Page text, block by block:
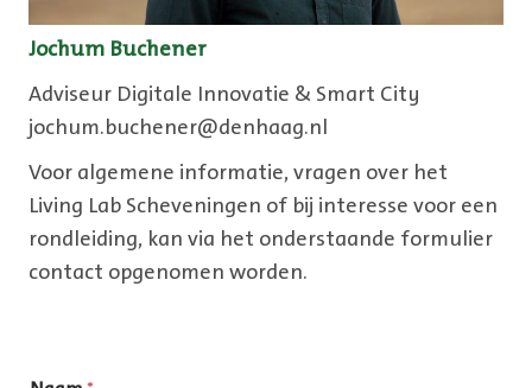
Jochum Buchener
Adviseur Digitale Innovatie & Smart City
jochum.buchener@denhaag.nl
Voor algemene informatie, vragen over het
Living Lab Scheveningen of bij interesse voor een
rondleiding, kan via het onderstaande formulier
contact opgenomen worden.